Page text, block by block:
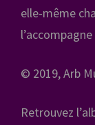
elle-même
© 2019, Arb
Retrouvez